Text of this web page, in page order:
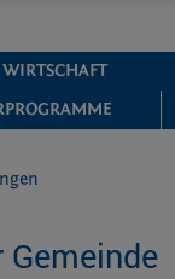
WIRTSCHAFT